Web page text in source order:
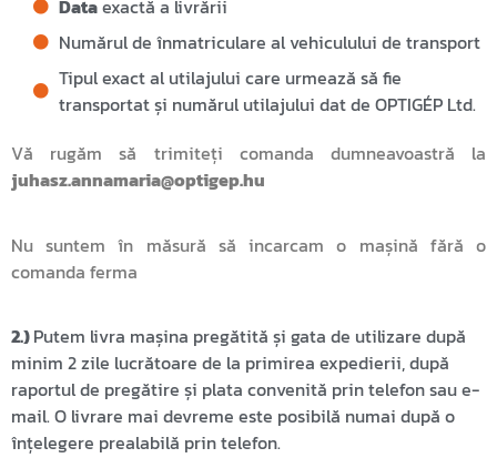
Dataexactă a livrării
Numărul de înmatriculare al vehiculului de transport
Tipul exact al utilajului care urmează să fie
transportat și numărul utilajului dat de OPTIGÉP Ltd.
Vă rugăm să trimiteți comanda dumneavoastră la
juhasz.annamaria@optigep.hu
Nu suntem în măsură să incarcam o mașină fără o
comanda ferma
2.)Putem livra mașina pregătită și gata de utilizare după
minim 2 zile lucrătoare de la primirea expedierii, după
raportul de pregătire și plata convenită prin telefon sau e-
mail. O livrare mai devreme este posibilă numai după o
înțelegere prealabilă prin telefon.